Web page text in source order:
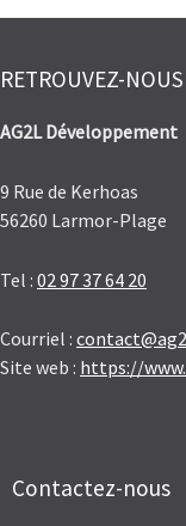
RETROUVEZ-NOUS
AG2L Développement
9 Rue de Kerhoas
56260 Larmor-Plage
Tel : 02 97 37 64 20
Courriel :
Site web : https://
Contactez-nous